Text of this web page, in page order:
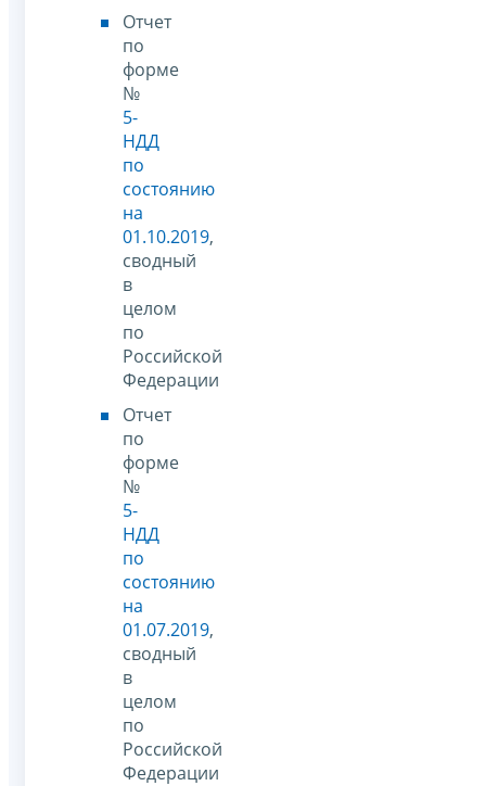
Отчет
по
форме
№
5-
НДД
по
состоянию
на
01.10.2019,
сводный
в
целом
по
Российской
Федерации
Отчет
по
форме
№
5-
НДД
по
состоянию
на
01.07.2019,
сводный
в
целом
по
Российской
Федерации